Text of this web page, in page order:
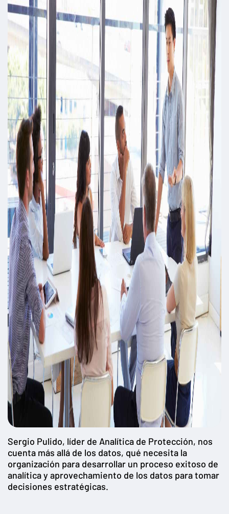
Sergio Pulido, líder de Analítica de Protección, nos
cuenta más allá de los datos, qué necesita la
organización para desarrollar un proceso exitoso de
analítica y aprovechamiento de los datos para tomar
decisiones estratégicas.